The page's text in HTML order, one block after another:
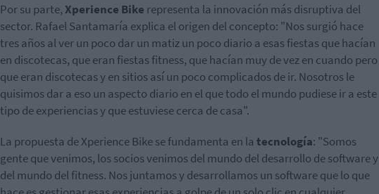
Por su parte,Xperience Bike representa la innovación más disruptiva del
sector. Rafael Santamaría explica el origen del concepto: "Nos surgió hace
tres años al ver un poco dar un matiz un poco diario a esas fiestas que hacían
en discotecas, que eran fiestas fitness, que hacían muy de vez en cuando pero
que eran discotecas y en sitios así un poco complicados de ir. Nosotros le
quisimos dar a eso un aspecto diario en el que todo el mundo pudiese ir a este
tipo de experiencias y que estuviese cerca de casa".
La propuesta de Xperience Bike se fundamenta en la tecnología: "Somos
gente que venimos, los socios venimos del mundo del desarrollo de software y
del mundo del fitness. Nos juntamos y desarrollamos un software que lo que